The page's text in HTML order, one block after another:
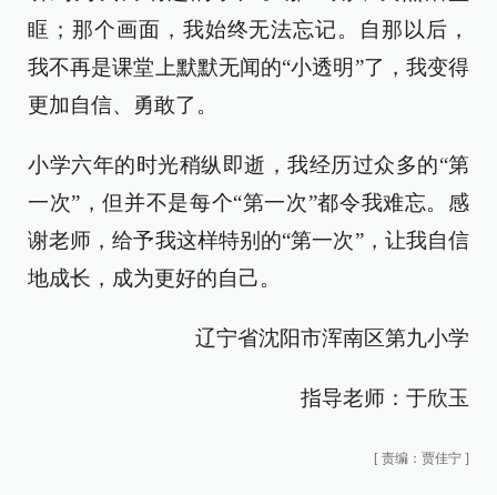
眶；那个画面，我始终无法忘记。自那以后，
我不再是课堂上默默无闻的“小透明”了，我变得
更加自信、勇敢了。
小学六年的时光稍纵即逝，我经历过众多的“第
一次”，但并不是每个“第一次”都令我难忘。感
谢老师，给予我这样特别的“第一次”，让我自信
地成长，成为更好的自己。
辽宁省沈阳市浑南区第九小学
指导老师：于欣玉
[ 责编：贾佳宁 ]